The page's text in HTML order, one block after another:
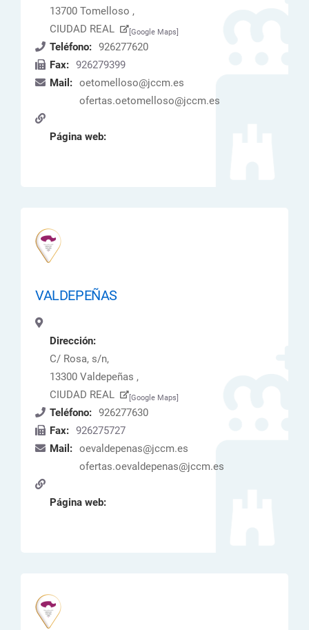
13700 Tomelloso ,
CIUDAD REAL
[Google Maps]
Teléfono: 926277620
Fax: 926279399
Mail: oetomelloso@jccm.es
ofertas.oetomelloso@jccm.es
Página web:
VALDEPEÑAS
Dirección:
C/ Rosa, s/n,
13300 Valdepeñas ,
CIUDAD REAL
[Google Maps]
Teléfono: 926277630
Fax: 926275727
Mail: oevaldepenas@jccm.es
ofertas.oevaldepenas@jccm.es
Página web: